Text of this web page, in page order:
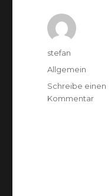
Autor
stefan
Kategorien
Allgemein
Schreibe einen
Kommentarzu